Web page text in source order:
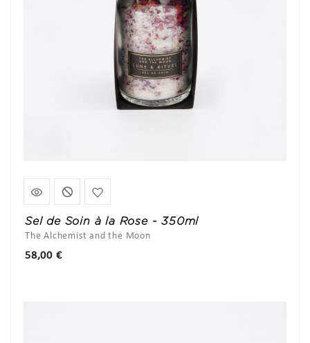
Sel de Soin à la Rose - 350ml
The Alchemist and the Moon
58,00 €